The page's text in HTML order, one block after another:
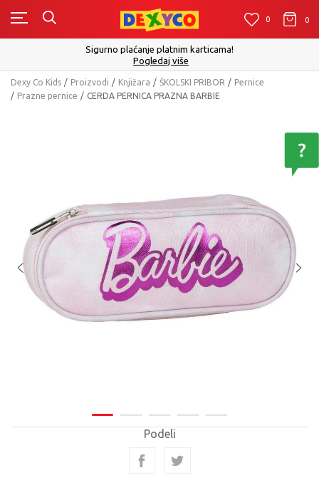
0 0
Sigurno plaćanje platnim karticama!
Pogledaj više
Dexy Co Kids Proizvodi Knjižara ŠKOLSKI PRIBOR
Pernice
Prazne pernice
CERDA PERNICA PRAZNA BARBIE
Podeli